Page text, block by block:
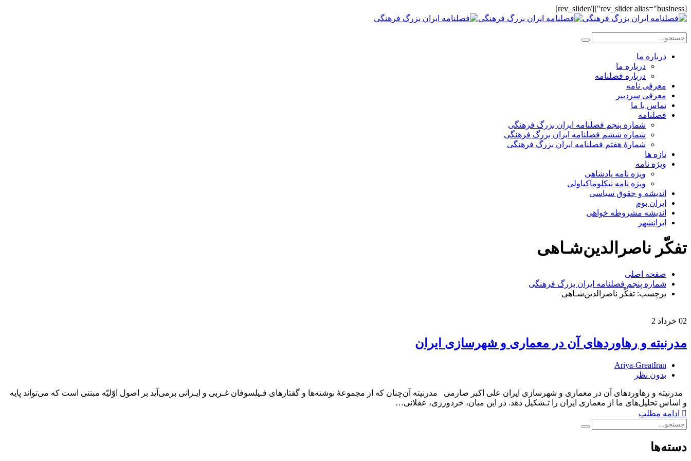
[rev_slider alias="business"][/rev_slider]
درباره ما
درباره ما
درباره فصلنامه
معرفی نامه
معرفی سردبیر
تماس با ما
فصلنامه
شماره پنجم فصلنامه ایران بزرگ فرهنگی
شماره ششم فصلنامه ایران بزرگ فرهنگی
شمارهٔ هفتم فصلنامه ایران بزرگ فرهنگی
تازه ها
ویژه نامه
ویژه نامه پادشاهی
ویژه نامه نیکلوماکیاولی
اندیشه و حقوق سیاسی
ایران بوم
اندیشه مشروطه خواهی
ایرانشهر
تفکّر‌ ناصر‌الدین‌شـاهی
صفحه اصلی
شماره پنجم فصلنامه ایران بزرگ فرهنگی
برچسب: تفکّر‌ ناصر‌الدین‌شـاهی
02 خرداد 2
مدرنیته و رهاوردهای آن در معماری و شهرسازی ایران
Ariya-GreatIran
بدون نظر
مدرنیته و رهاوردهای آن در معماری و شهرسازی ایران علی اکبر صارمی مدرنیته آن‌چنان‌ که از مجموعۀ‌ نوشته‌ها‌ و گفتارهای‌ فـیلسوفان غـربی و ایـرانی برمی‌آید بر اصول‌ اوّلیّه مبتنی است که می‌تواند پایه
و اساس تحلیل‌های ما‌ از معماری ایران را تـشکیل دهد. در این‌ میان، خردورزی، عقلانی…
ادامه مطلب
دسته‌ها